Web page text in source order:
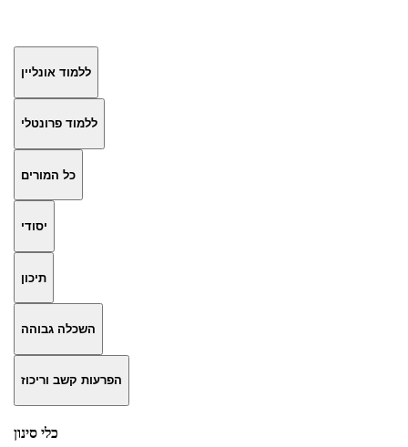
ללמוד אונליין
ללמוד פרונטלי
כל המורים
יסודי
תיכון
השכלה גבוהה
הפרעות קשב וריכוז
כלי סינון